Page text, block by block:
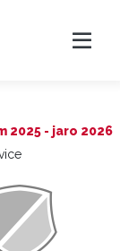
2025 - jaro 2026